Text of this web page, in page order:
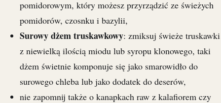
pomidorowym, który możesz przyrządzić ze świeżych
pomidorów, czosnku i bazylii,
Surowy dżem truskawkowy: zmiksuj świeże truskawki
z niewielką ilością miodu lub syropu klonowego, taki
dżem świetnie komponuje się jako smarowidło do
surowego chleba lub jako dodatek do deserów,
nie zapomnij także o kanapkach raw z kalafiorem czy